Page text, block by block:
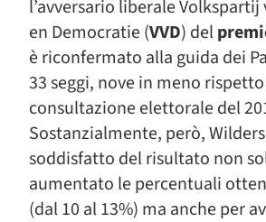
l’avversario liberaleVolkspartij
en Democratie (VVD) del
è riconfermato alla guida dei
33 seggi, nove in meno
consultazione elettorale del
Sostanzialmente, però,
soddisfatto del risultato non
aumentato le percentuali
(dal 10 al 13%) ma anche per